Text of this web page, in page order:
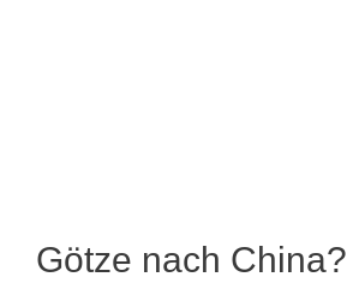
Götze nach China?